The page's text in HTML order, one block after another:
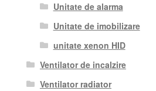
Unitate de alarma
Unitate de imobilizare
unitate xenon HID
Ventilator de incalzire
Ventilator radiator